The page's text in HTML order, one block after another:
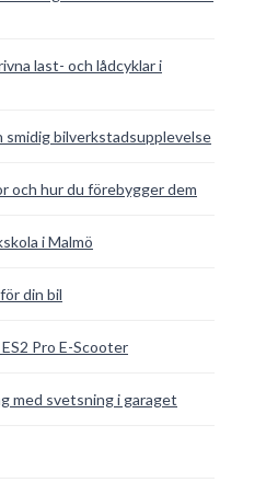
last- och lådcyklar i
bilverkstadsupplevelse
och hur du förebygger dem
i Malmö
din bil
Pro E-Scooter
med svetsning i garaget